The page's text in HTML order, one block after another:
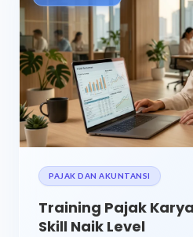
PAJAK DAN AKUNTANSI
Training Pajak
Skill Naik Level